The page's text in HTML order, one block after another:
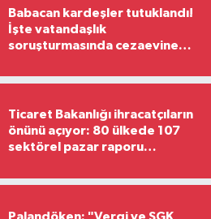
Babacan kardeşler tutuklandı!
İşte vatandaşlık
soruşturmasında cezaevine
Ticaret Bakanlığı ihracatçıların
önünü açıyor: 80 ülkede 107
sektörel pazar raporu
Palandöken: "Vergi ve SGK